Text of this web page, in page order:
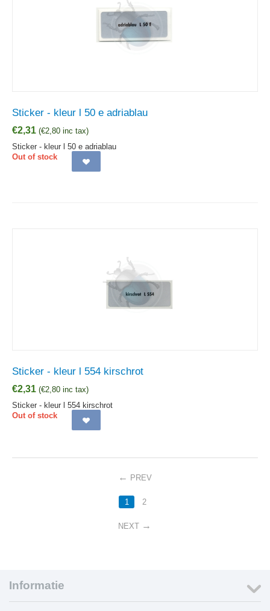
Sticker - kleur l 50 e adriablau
€2,31 (€2,80 inc tax)
Sticker - kleur l 50 e adriablau
Out of stock
Sticker - kleur l 554 kirschrot
€2,31 (€2,80 inc tax)
Sticker - kleur l 554 kirschrot
Out of stock
PREV
1 2
NEXT
Informatie